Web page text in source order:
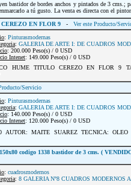
bastidor de bordes anchos y pintados de 3 cms.;
a tú gusto. La venta es directa con el pintor
CEREZO EN FLOR 9
- Ver este Producto/
: Pinturasmodernas
: GALERIA DE ARTE I: DE CUADROS
: 200.000 Peso(s) / 0 USD
Intenet: 149.000 Peso(s) / 0 USD
HUME TITULO CEREZO EN FLOR 9
Servicio
: Pinturasmodernas
: GALERIA DE ARTE I: DE CUADROS
: 140.000 Peso(s) / 0 USD
Intenet: 120.000 Peso(s) / 0 USD
AUTOR: MAITE SUAREZ TECNICA: OLEO
codigo 1338 bastidor de 3 cms. (
: cuadrosmodernos
: 8 GALERIA Nº8 CUADROS MODERNOS